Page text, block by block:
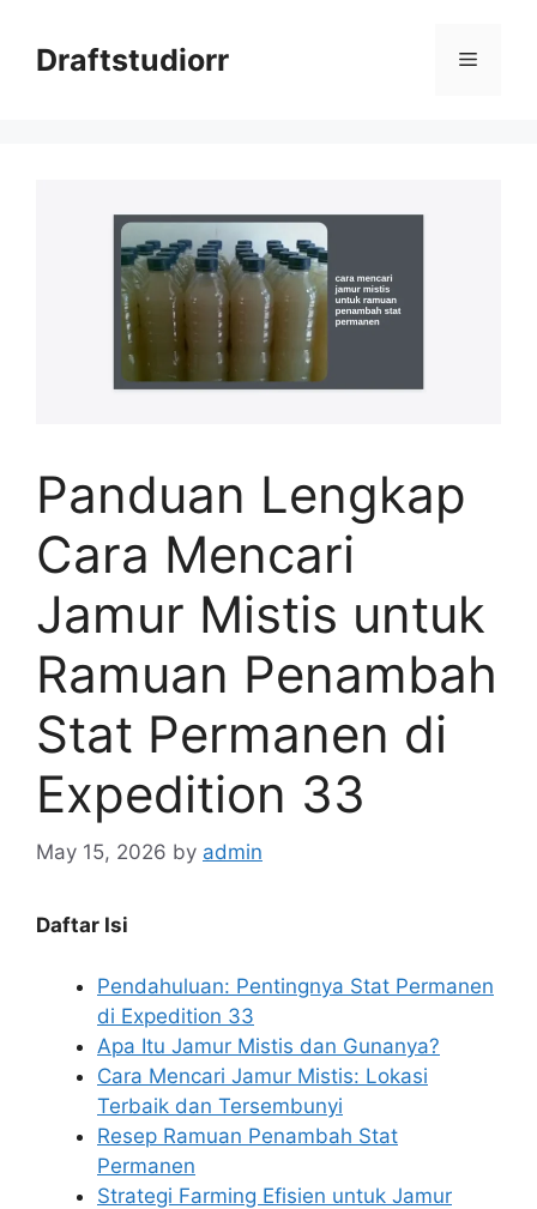
contentDraftstudiorr Menu
Panduan Lengkap
Cara Mencari
Jamur Mistis untuk
Ramuan Penambah
Stat Permanen di
Expedition 33
May 15, 2026 by admin
Daftar Isi
Pendahuluan: Pentingnya Stat Permanen
di Expedition 33
Apa Itu Jamur Mistis dan Gunanya?
Cara Mencari Jamur Mistis: Lokasi
Terbaik dan Tersembunyi
Resep Ramuan Penambah Stat
Permanen
Strategi Farming Efisien untuk Jamur